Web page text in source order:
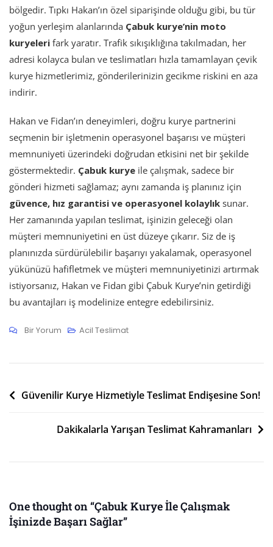
bölgedir. Tıpkı Hakan’ın özel siparişinde olduğu gibi, bu tür
yoğun yerleşim alanlarında Çabuk kurye’nin moto
kuryeleri fark yaratır. Trafik sıkışıklığına takılmadan, her
adresi kolayca bulan ve teslimatları hızla tamamlayan çevik
kurye hizmetlerimiz, gönderilerinizin gecikme riskini en aza
indirir.
Hakan ve Fidan’ın deneyimleri, doğru kurye partnerini
seçmenin bir işletmenin operasyonel başarısı ve müşteri
memnuniyeti üzerindeki doğrudan etkisini net bir şekilde
göstermektedir. Çabuk kurye ile çalışmak, sadece bir
gönderi hizmeti sağlamaz; aynı zamanda iş planınız için
güvence, hız garantisi ve operasyonel kolaylık sunar.
Her zamanında yapılan teslimat, işinizin geleceği olan
müşteri memnuniyetini en üst düzeye çıkarır. Siz de iş
planınızda sürdürülebilir başarıyı yakalamak, operasyonel
yükünüzü hafifletmek ve müşteri memnuniyetinizi artırmak
istiyorsanız, Hakan ve Fidan gibi Çabuk Kurye’nin getirdiği
bu avantajları iş modelinize entegre edebilirsiniz.
Çabuk
İle
İşinizde
Bir Yorum Acil Teslimat
YazıGüvenilir Kurye Hizmetiyle Teslimat Endişesine Son!
Dakikalarla Yarışan Teslimat Kahramanları
One thought on “Çabuk Kurye İle Çalışmak
İşinizde Başarı Sağlar”